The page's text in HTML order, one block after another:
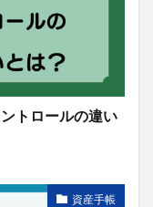
トロールの違い
資産手帳